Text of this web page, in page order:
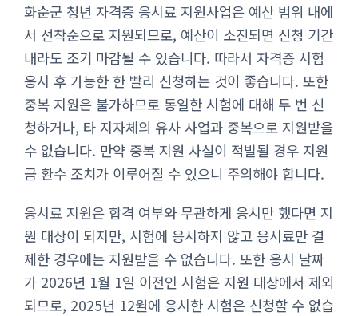
화순군 청년 자격증 응시료 지원사업은 예산 범위 내에
서 선착순으로 지원되므로, 예산이 소진되면 신청 기간
내라도 조기 마감될 수 있습니다. 따라서 자격증 시험
응시 후 가능한 한 빨리 신청하는 것이 좋습니다. 또한
중복 지원은 불가하므로 동일한 시험에 대해 두 번 신
청하거나, 타 지자체의 유사 사업과 중복으로 지원받을
수 없습니다. 만약 중복 지원 사실이 적발될 경우 지원
금 환수 조치가 이루어질 수 있으니 주의해야 합니다.
응시료 지원은 합격 여부와 무관하게 응시만 했다면 지
원 대상이 되지만, 시험에 응시하지 않고 응시료만 결
제한 경우에는 지원받을 수 없습니다. 또한 응시 날짜
가 2026년 1월 1일 이전인 시험은 지원 대상에서 제외
되므로, 2025년 12월에 응시한 시험은 신청할 수 없습